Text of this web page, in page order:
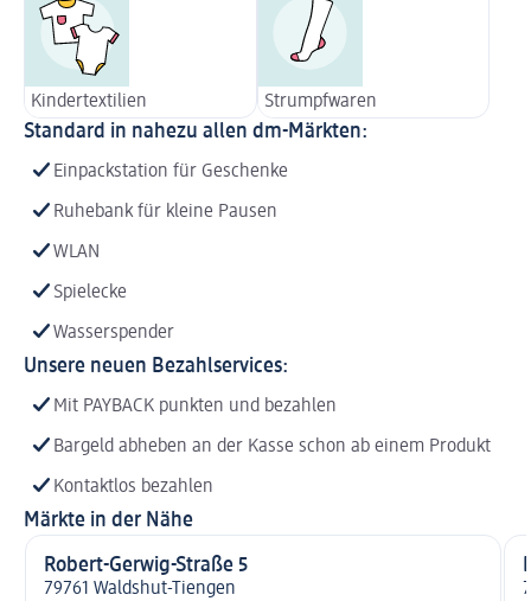
Kindertextilien Strumpfwaren
Standard in nahezu allen dm-Märkten:
Einpackstation für Geschenke
Ruhebank für kleine Pausen
WLAN
Spielecke
Wasserspender
Unsere neuen Bezahlservices:
Mit PAYBACK punkten und bezahlen
Bargeld abheben an der Kasse schon ab einem Produkt
Kontaktlos bezahlen
Märkte in der Nähe
Robert-Gerwig-Straße 5
79761 Waldshut-Tiengen